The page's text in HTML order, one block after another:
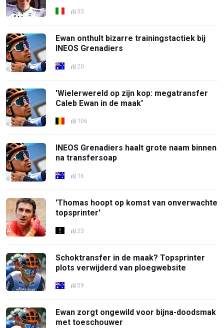
33
Ewan onthult bizarre trainingstactiek bij
INEOS Grenadiers
20
'Wielerwereld op zijn kop: megatransfer
Caleb Ewan in de maak'
106
INEOS Grenadiers haalt grote naam binnen
na transfersoap
16
'Thomas hoopt op komst van onverwachte
topsprinter'
23
Schoktransfer in de maak? Topsprinter
plots verwijderd van ploegwebsite
59
Ewan zorgt ongewild voor bijna-doodsmak
met toeschouwer